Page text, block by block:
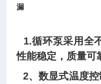
漏
1.循环泵采用全
性能稳定，质量可
2、数显式温度控